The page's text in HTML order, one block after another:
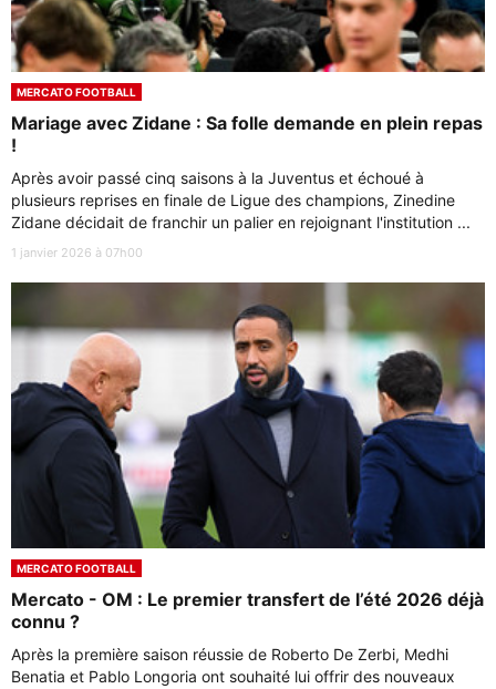
MERCATO FOOTBALL
Mariage avec Zidane : Sa folle demande en plein repas
!
Après avoir passé cinq saisons à la Juventus et échoué à
plusieurs reprises en finale de Ligue des champions, Zinedine
Zidane décidait de franchir un palier en rejoignant l'institution ...
1 janvier 2026 à 07h00
MERCATO FOOTBALL
Mercato - OM : Le premier transfert de l’été 2026 déjà
connu ?
Après la première saison réussie de Roberto De Zerbi, Medhi
Benatia et Pablo Longoria ont souhaité lui offrir des nouveaux